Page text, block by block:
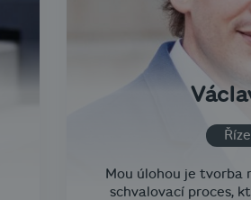
Mou úlohou je tvorba
schvalovací proces,